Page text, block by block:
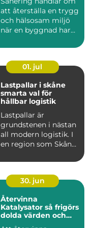
att återställa en trygg
och hälsosam miljö
när en byggnad har
01. jul
Lastpallar i skåne
smarta val för
hållbar logistik
Lastpallar är
grundstenen i nästan
all modern logistik. I
en region som Skåne,
liv...
30. jun
Återvinna
Katalysator så frigörs
dolda värden och